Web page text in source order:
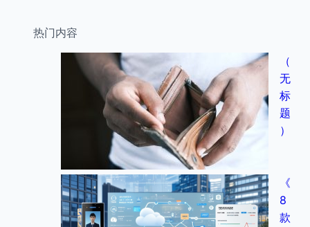
热门内容
（
无
标
题
）
《
8
款